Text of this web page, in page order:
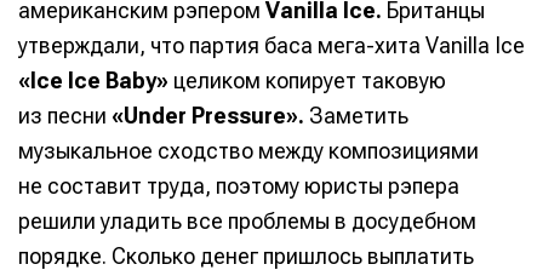
американским рэперомVanilla Ice. Британцы
утверждали, что партия баса мега-хита Vanilla Ice
«Ice Ice Baby» целиком копирует таковую
из песни «Under Pressure». Заметить
музыкальное сходство между композициями
не составит труда, поэтому юристы рэпера
решили уладить все проблемы в досудебном
порядке. Сколько денег пришлось выплатить